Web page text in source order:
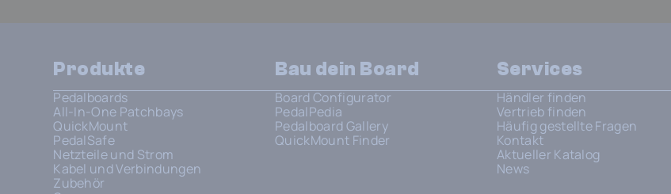
Produkte
Pedalboards
All-In-One Patchbays
QuickMount
PedalSafe
Netzteile und Strom
Kabel und Verbindungen
Zubehör
Bau dein Board
Board Configurator
PedalPedia
Pedalboard Gallery
QuickMount Finder
Services
Händler finden
Vertrieb finden
Häufig gestellte Fragen
Kontakt
Aktueller Katalog
News